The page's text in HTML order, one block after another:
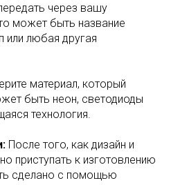
через вашу
может быть название
или любая другая
материал, который
быть неон, светодиоды
технология.
После того, как дизайн и
приступать к изготовлению
сделано с помощью